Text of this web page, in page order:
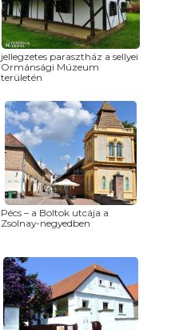
jellegzetes parasztház a sellyei
Ormánsági Múzeum
területén
Pécs – a Boltok utcája a
Zsolnay-negyedben